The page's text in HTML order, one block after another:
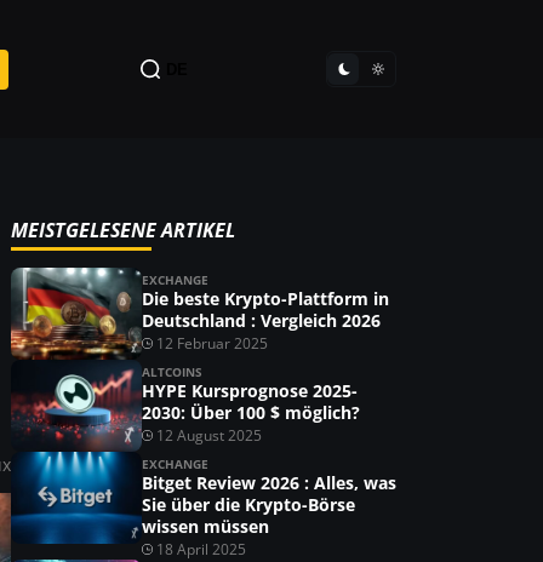
MEISTGELESENE ARTIKEL
EXCHANGE
Die beste Krypto-Plattform in
Deutschland : Vergleich 2026
12 Februar 2025
ALTCOINS
HYPE Kursprognose 2025-
2030: Über 100 $ möglich?
12 August 2025
EXCHANGE
Bitget Review 2026 : Alles, was
Sie über die Krypto-Börse
wissen müssen
18 April 2025